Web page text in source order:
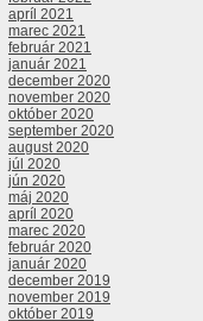
apríl 2021
marec 2021
február 2021
január 2021
december 2020
november 2020
október 2020
september 2020
august 2020
júl 2020
jún 2020
máj 2020
apríl 2020
marec 2020
február 2020
január 2020
december 2019
november 2019
október 2019